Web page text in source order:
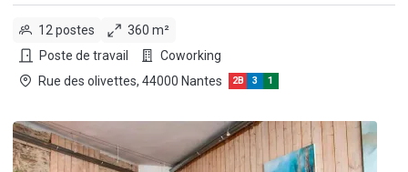
12 postes
360 m²
Poste de travail
Coworking
Rue des olivettes, 44000 Nantes
2B 3 1